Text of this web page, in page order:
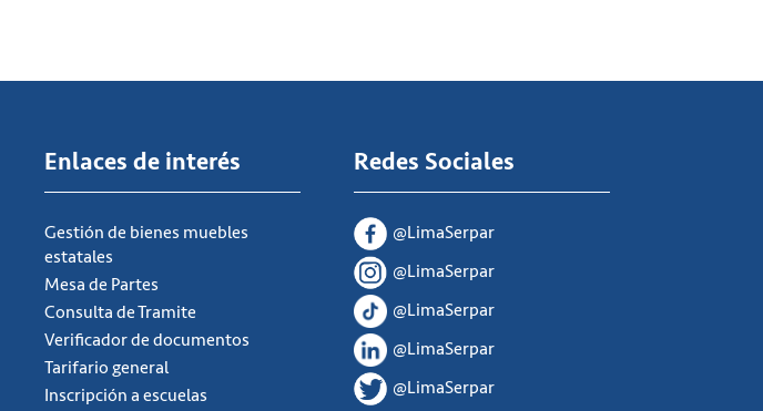
Enlaces de interés
Gestión de bienes muebles
estatales
Mesa de Partes
Consulta de Tramite
Verificador de documentos
Tarifario general
Inscripción a escuelas
Redes Sociales
@LimaSerpar
@LimaSerpar
@LimaSerpar
@LimaSerpar
@LimaSerpar